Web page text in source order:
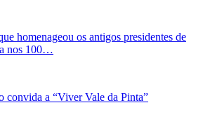
homenageou os antigos presidentes de
nos 100…
convida a “Viver Vale da Pinta”